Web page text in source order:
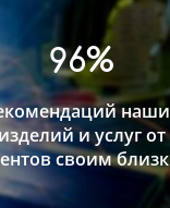
96%
и услуг от
своим